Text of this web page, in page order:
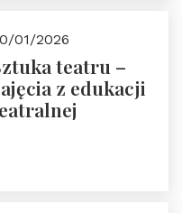
01/2026
teatru –
z edukacji